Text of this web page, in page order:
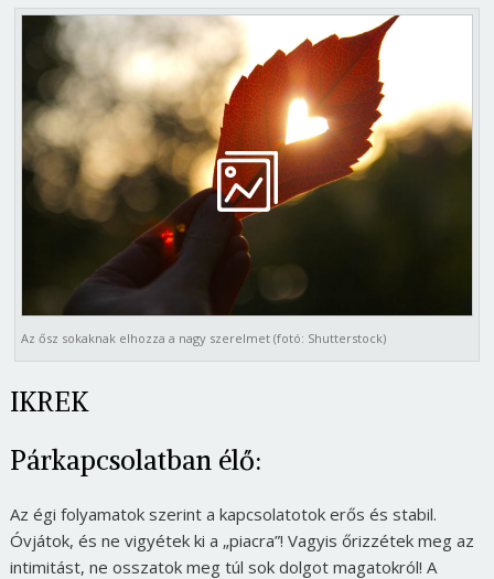
Az ősz sokaknak elhozza a nagy szerelmet (fotó: Shutterstock)
IKREK
Párkapcsolatban élő:
Az égi folyamatok szerint a kapcsolatotok erős és stabil.
Óvjátok, és ne vigyétek ki a „piacra”! Vagyis őrizzétek meg az
intimitást, ne osszatok meg túl sok dolgot magatokról! A